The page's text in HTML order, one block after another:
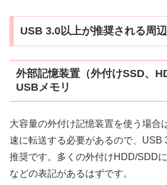
USB 3.0以上が推奨される周
外部記憶装置（外付けSSD、
USBメモリ
大容量の外付け記憶装置を使う場合
速に転送する必要があるので、USB
推奨です。多くの外付けHDD/SDD
などの表記があるはずです。